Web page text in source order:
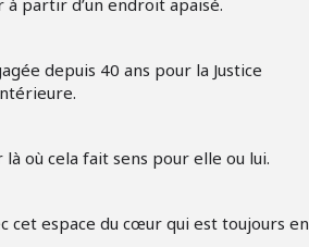
partir d’un endroit apaisé.
depuis 40 ans pour la Justice
où cela fait sens pour elle ou lui.
cet espace du cœur qui est toujours en